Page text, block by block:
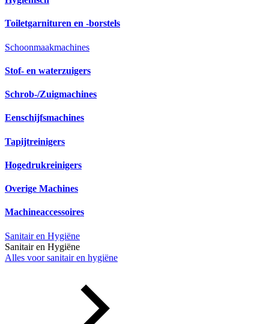
Toiletgarnituren en -borstels
Schoonmaakmachines
Stof- en waterzuigers
Schrob-/Zuigmachines
Eenschijfsmachines
Tapijtreinigers
Hogedrukreinigers
Overige Machines
Machineaccessoires
Sanitair en Hygiëne
Sanitair en Hygiëne
Alles voor sanitair en hygiëne